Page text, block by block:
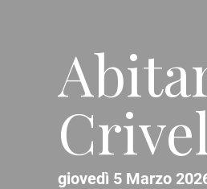
giovedì 5 Marzo